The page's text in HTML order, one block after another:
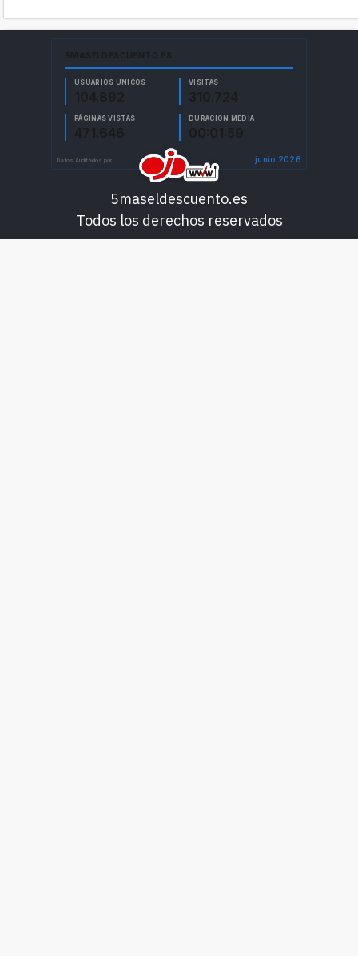
5maseldescuento.es
Todos los derechos reservados